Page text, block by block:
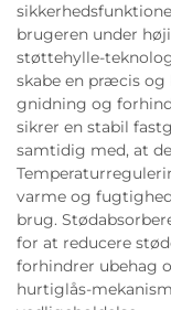
brugeren under
støttehylle-
skabe en præcis
gnidning og
sikrer en stabil
samtidig med, at
varme og
brug.
for at reducere
forhindrer ubehag
hurtiglås-